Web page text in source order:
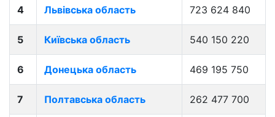
4 Львівська область 723 624 840
5 Київська область 540 150 220
6 Донецька область 469 195 750
7 Полтавська область 262 477 700